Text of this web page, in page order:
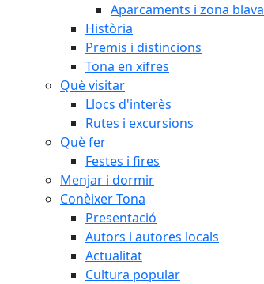
Aparcaments i zona blava
Història
Premis i distincions
Tona en xifres
Què visitar
Llocs d'interès
Rutes i excursions
Què fer
Festes i fires
Menjar i dormir
Conèixer Tona
Presentació
Autors i autores locals
Actualitat
Cultura popular